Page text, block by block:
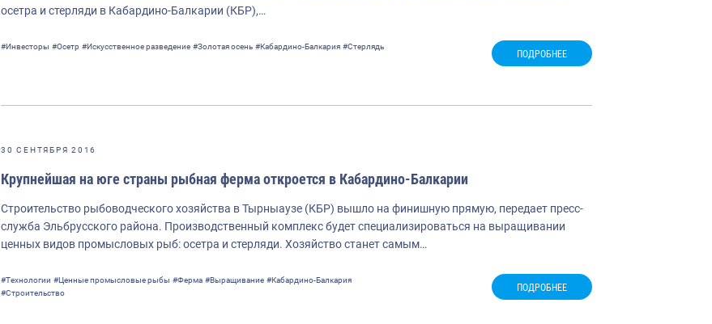
осетра и стерляди в Кабардино-Балкарии (КБР),…
#Инвесторы #Осетр #Искусственное разведение #Золотая осень #Кабардино-Балкария #Стерлядь
ПОДРОБНЕЕ
30 СЕНТЯБРЯ 2016
Крупнейшая на юге страны рыбная ферма откроется в Кабардино-Балкарии
Строительство рыбоводческого хозяйства в Тырныаузе (КБР) вышло на финишную прямую, передает пресс-
служба Эльбрусского района. Производственный комплекс будет специализироваться на выращивании
ценных видов промысловых рыб: осетра и стерляди. Хозяйство станет самым…
#Технологии #Ценные промысловые рыбы #Ферма #Выращивание #Кабардино-Балкария
#Строительство
ПОДРОБНЕЕ